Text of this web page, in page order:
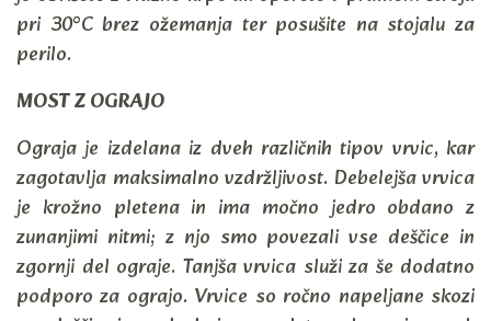
pri 30°C brez ožemanja ter posušite na stojalu za
perilo.
MOST Z OGRAJO
Ograja je izdelana iz dveh različnih tipov vrvic, kar
zagotavlja maksimalno vzdržljivost. Debelejša vrvica
je krožno pletena in ima močno jedro obdano z
zunanjimi nitmi; z njo smo povezali vse deščice in
zgornji del ograje. Tanjša vrvica služi za še dodatno
podporo za ograjo. Vrvice so ročno napeljane skozi